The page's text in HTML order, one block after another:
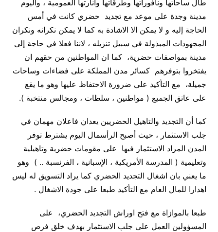
طال ساحاتها ونافوراتها وطرقاتها وانارتها العمومية ، واليوم
مدينة وجدة على موعد مع تجديد حضري كانت في أمس
الحاجة إليه و لا يمكن الا الاشادة به كما لا يمكن نكرانه ونكران
المجهودات المبذولة في سبيل تنزيله ، لاننا فعلا في حاجة إلى
مدينة بمواصفات حضرية، كما ان المواطنين من حقهم ان
يفتخروا بتوفرهم كسائر مدن المملكة على فضاءات وساحات
جميلة، مع التأكيد على ضرورة الاحتفاظ عليها وهو ما يقع
على عاتق الجميع ( مواطنين ، سلطات ، ومجالس منتخبة ).
كما أن التجديد والتاهيل الحضريين يعدان فاعلان مهمان في
جلب الاستثمار ، حيث أصبح الرأسمال اليوم يشترط توفر
المدن المراد الاستثمار فيها على مقومات حضرية وتاهيلية
وتعليمية ( المدرسة الأمريكية ، الإسبانية ، الفرنسبة .. ) وهو
ما يعني بان اشغال التجديد الحضري كما يراد التسويق له ليس
اهدارا للمال العام مع التأكيد طبعا على جودة الاشغال .
طبعا بالموازاة مع فتح اوراش التجديد الحضري، على
المسؤولين العمل على جلب الاستثمار بهدف خلق فرص